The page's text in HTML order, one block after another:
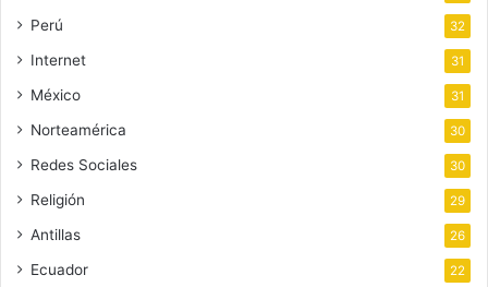
Perú 32
Internet 31
México 31
Norteamérica 30
Redes Sociales 30
Religión 29
Antillas 26
Ecuador 22